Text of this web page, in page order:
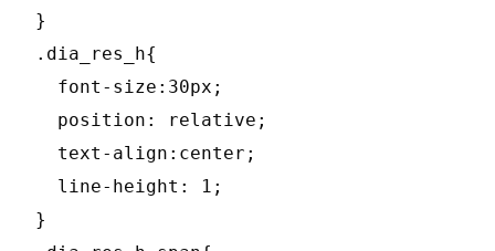
}
.dia_res_h{
  font-size:30px;
  position: relative;
  text-align:center;
  line-height: 1;
}